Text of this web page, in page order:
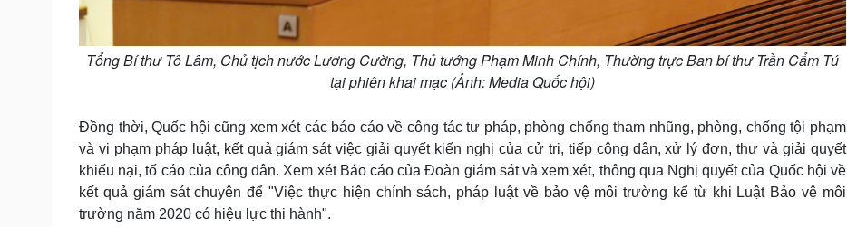
Tổng Bí thư Tô Lâm, Chủ tịch nước Lương Cường, Thủ tướng Phạm Minh Chính, Thường trực Ban bí thư Trần Cẩm Tú
tại phiên khai mạc (Ảnh: Media Quốc hội)
Đồng thời, Quốc hội cũng xem xét các báo cáo về công tác tư pháp, phòng chống tham nhũng, phòng, chống tội phạm
và vi phạm pháp luật, kết quả giám sát việc giải quyết kiến nghị của cử tri, tiếp công dân, xử lý đơn, thư và giải quyết
khiếu nại, tố cáo của công dân. Xem xét Báo cáo của Đoàn giám sát và xem xét, thông qua Nghị quyết của Quốc hội về
kết quả giám sát chuyên để "Việc thực hiện chính sách, pháp luật về bảo vệ môi trường kể từ khi Luật Bảo vệ môi
trường năm 2020 có hiệu lực thi hành".